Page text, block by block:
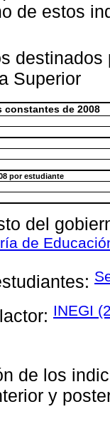
de estos
Superior
constantes de 2008
por estudiante
del
de
INEGI
de los
y